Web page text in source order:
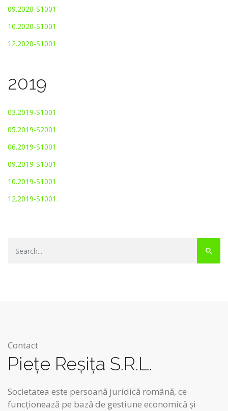
09.2020-S1001
10.2020-S1001
12.2020-S1001
2019
03.2019-S1001
05.2019-S2001
06.2019-S1001
09.2019-S1001
10.2019-S1001
12.2019-S1001
Contact
Pieţe Reşiţa S.R.L.
Societatea este persoană juridică română, ce
funcţionează pe bază de gestiune economică şi